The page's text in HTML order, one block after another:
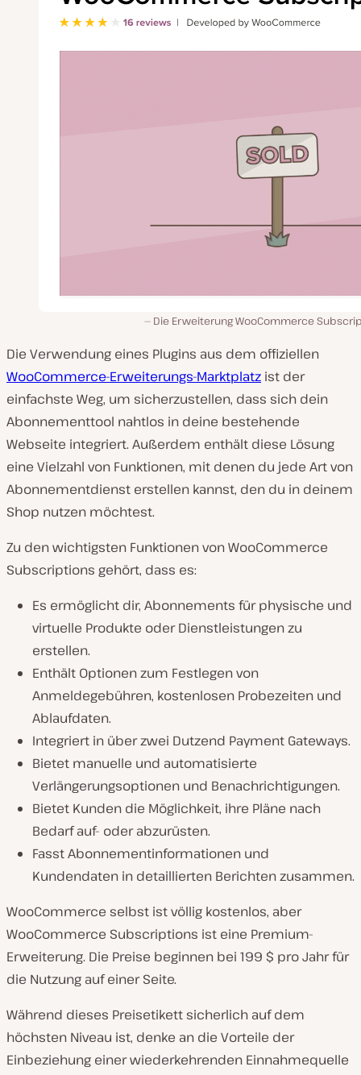
Die Erweiterung WooCommerce
Die Verwendung eines Plugins aus dem offiziellen
WooCommerce-Erweiterungs-Marktplatz ist der
einfachste Weg, um sicherzustellen, dass sich dein
Abonnementtool nahtlos in deine bestehende
Webseite integriert. Außerdem enthält diese Lösung
eine Vielzahl von Funktionen, mit denen du jede Art von
Abonnementdienst erstellen kannst, den du in deinem
Shop nutzen möchtest.
Zu den wichtigsten Funktionen von WooCommerce
Subscriptions gehört, dass es:
Es ermöglicht dir, Abonnements für physische und
virtuelle Produkte oder Dienstleistungen zu
erstellen.
Enthält Optionen zum Festlegen von
Anmeldegebühren, kostenlosen Probezeiten und
Ablaufdaten.
Integriert in über zwei Dutzend Payment Gateways.
Bietet manuelle und automatisierte
Verlängerungsoptionen und Benachrichtigungen.
Bietet Kunden die Möglichkeit, ihre Pläne nach
Bedarf auf- oder abzurüsten.
Fasst Abonnementinformationen und
Kundendaten in detaillierten Berichten zusammen.
WooCommerce selbst ist völlig kostenlos, aber
WooCommerce Subscriptions ist eine Premium-
Erweiterung. Die Preise beginnen bei 199 $ pro Jahr für
die Nutzung auf einer Seite.
Während dieses Preisetikett sicherlich auf dem
höchsten Niveau ist, denke an die Vorteile der
Einbeziehung einer wiederkehrenden Einnahmequelle